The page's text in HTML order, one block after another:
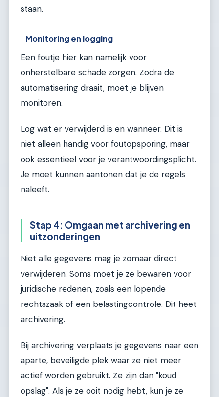
staan.
Monitoring en logging
Een foutje hier kan namelijk voor
onherstelbare schade zorgen. Zodra de
automatisering draait, moet je blijven
monitoren.
Log wat er verwijderd is en wanneer. Dit is
niet alleen handig voor foutopsporing, maar
ook essentieel voor je verantwoordingsplicht.
Je moet kunnen aantonen dat je de regels
naleeft.
Stap 4: Omgaan met archivering en
uitzonderingen
Niet alle gegevens mag je zomaar direct
verwijderen. Soms moet je ze bewaren voor
juridische redenen, zoals een lopende
rechtszaak of een belastingcontrole. Dit heet
archivering.
Bij archivering verplaats je gegevens naar een
aparte, beveiligde plek waar ze niet meer
actief worden gebruikt. Ze zijn dan "koud
opslag". Als je ze ooit nodig hebt, kun je ze